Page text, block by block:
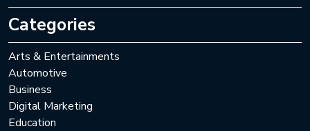
Categories
Arts & Entertainments
Automotive
Business
Digital Marketing
Education